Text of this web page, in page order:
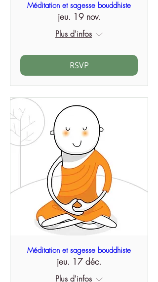
Méditation et sagesse bouddhiste
jeu. 19 nov.
Plus d'infos
RSVP
Méditation et sagesse bouddhiste
jeu. 17 déc.
Plus d'infos